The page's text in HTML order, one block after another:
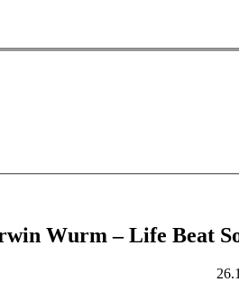
Wurm – Life Beat